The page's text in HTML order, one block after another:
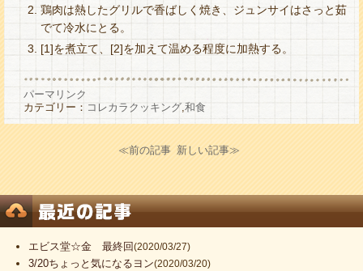
鶏肉は熱したグリルで香ばしく焼き、ジュンサイはさっと茹
でて冷水にとる。
[1]を煮立て、[2]を加えて温める程度に加熱する。
パーマリンク
カテゴリー： コレカラクッキング,和食
≪前の記事 新しい記事≫
エビス堂☆金 最終回(2020/03/27)
3/20ちょっと気になるヨン(2020/03/20)